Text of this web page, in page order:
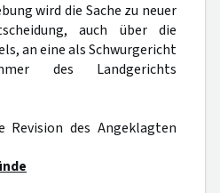
wird die Sache zu neuer
auch über die
an eine als Schwurgericht
des Landgerichts
Revision des Angeklagten